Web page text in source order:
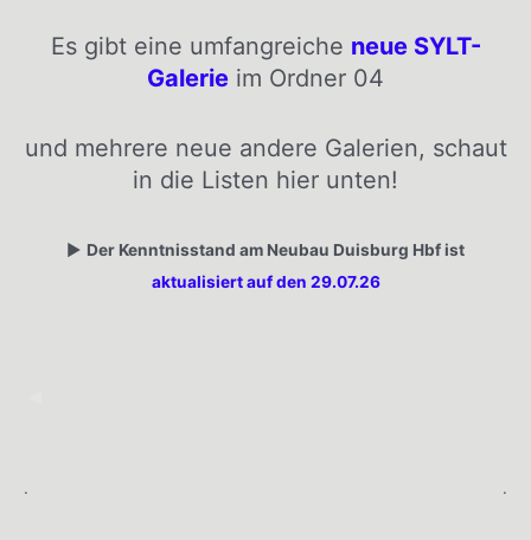
Es gibt eine umfangreiche neue SYLT-
Galerie im Ordner 04
und mehrere neue andere Galerien, schaut
in die Listen hier unten!
▶️ Der Kenntnisstand am Neubau Duisburg Hbf ist
aktualisiert auf den 29.07.26
. .